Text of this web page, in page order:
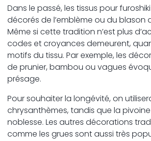
Dans le passé, les tissus pour
décorés de l’emblème ou du blason
Même si cette tradition n’est plus
codes et croyances demeurent,
motifs du tissu. Par exemple, les
de prunier, bambou ou vagues
présage.
Pour souhaiter la longévité, on
chrysanthèmes, tandis que la
noblesse. Les autres décorations
comme les grues sont aussi très